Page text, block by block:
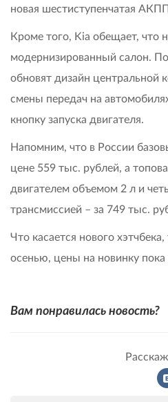
новая шестиступенчатая
Кроме того, Kia обещает, что
модернизированный салон.
обновят дизайн центральной
смены передач на
кнопку запуска двигателя.
Напомним, что в России
цене 559 тыс. рублей, а
двигателем объемом 2 л и
трансмиссией – за 749 тыс.
Что касается нового
осенью, цены на новинку пока
Вам понравилась новость?